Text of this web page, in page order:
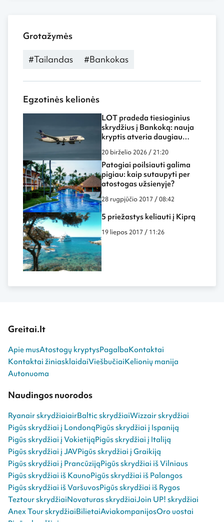
Grotažymės
#Tailandas #Bankokas
Egzotinės kelionės
LOT pradeda tiesioginius
skrydžius į Bankoką: nauja
kryptis atveria daugiau
Lietuvos
20 birželio 2026 / 21:20
Patogiai poilsiauti galima
pigiau: kaip sutaupyti per
atostogas užsienyje?
28 rugpjūčio 2017 / 08:42
5 priežastys keliauti į Kiprą
19 liepos 2017 / 11:26
Greitai.lt
Apie musAtostogų kryptysPagalbaKontaktai
Kontaktai žiniasklaidaiViešbučiaiKelionių manija
Autonuoma
Naudingos nuorodos
Ryanair skrydžiaiairBaltic skrydžiaiWizzair skrydžiai
Pigūs skrydžiai į LondonąPigūs skrydžiai į Ispaniją
Pigūs skrydžiai į VokietijąPigūs skrydžiai į Italiją
Pigūs skrydžiai į JAVPigūs skrydžiai į Graikiją
Pigūs skrydžiai į PrancūzijąPigūs skrydžiai iš Vilniaus
Pigūs skrydžiai iš KaunoPigūs skrydžiai iš Palangos
Pigūs skrydžiai iš VaršuvosPigūs skrydžiai iš Rygos
Teztour skrydžiaiNovaturas skrydžiaiJoin UP! skrydžiai
Anex Tour skrydžiaiBilietaiAviakompanijosOro uostai